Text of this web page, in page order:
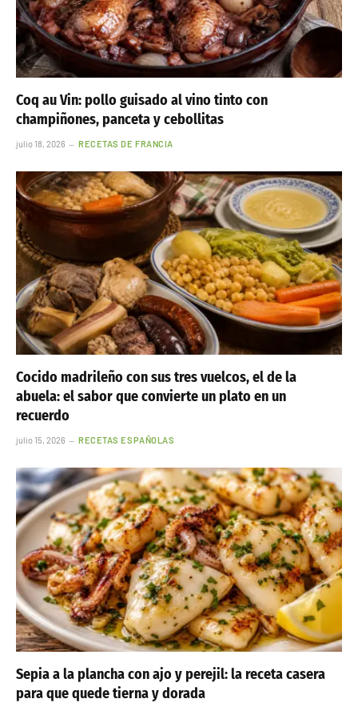
Coq au Vin: pollo guisado al vino tinto con
champiñones, panceta y cebollitas
julio 18, 2026 RECETAS DE FRANCIA
Cocido madrileño con sus tres vuelcos, el de la
abuela: el sabor que convierte un plato en un
recuerdo
julio 15, 2026 RECETAS ESPAÑOLAS
Sepia a la plancha con ajo y perejil: la receta casera
para que quede tierna y dorada